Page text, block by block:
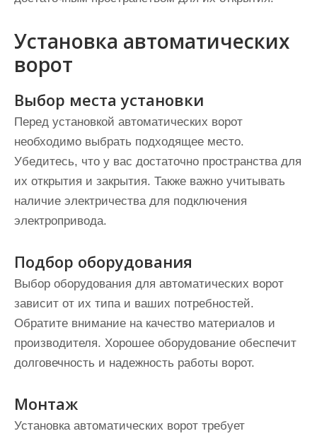
Установка автоматических
ворот
Выбор места установки
Перед установкой автоматических ворот
необходимо выбрать подходящее место.
Убедитесь, что у вас достаточно пространства для
их открытия и закрытия. Также важно учитывать
наличие электричества для подключения
электропривода.
Подбор оборудования
Выбор оборудования для автоматических ворот
зависит от их типа и ваших потребностей.
Обратите внимание на качество материалов и
производителя. Хорошее оборудование обеспечит
долговечность и надежность работы ворот.
Монтаж
Установка автоматических ворот требует